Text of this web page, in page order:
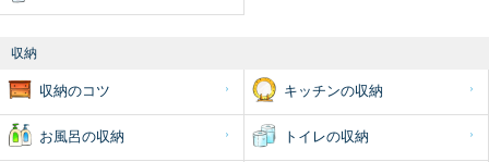
収納
収納のコツ キッチンの収納
お風呂の収納 トイレの収納